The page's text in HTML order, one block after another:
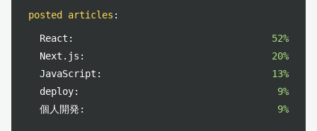
posted articles :
React:
52%
Next.js:
20%
JavaScript:
13%
deploy:
9%
個人開発:
9%